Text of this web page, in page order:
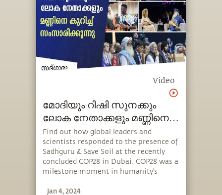
Video
മോദിയും റിഷി സുനക്കും
ലോക നേതാക്കളും മണ്ണിനെ
കുറിച്ച് സംസാരിക്കുന്നു
Find out how global leaders and
scientists responded to the presence of
Sadhguru & Save Soil at the recently
concluded COP28 in Dubai. COP28 was a
milestone moment in humanity's
it recognized the substantial role that
Jan 4, 2024